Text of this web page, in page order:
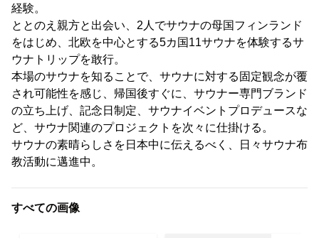
経験。
ととのえ親方と出会い、2人でサウナの母国フィンランド
をはじめ、北欧を中心とする5カ国11サウナを体験するサ
ウナトリップを敢行。
本場のサウナを知ることで、サウナに対する固定観念が覆
され可能性を感じ、帰国後すぐに、サウナー専門ブランド
の立ち上げ、記念日制定、サウナイベントプロデュースな
ど、サウナ関連のプロジェクトを次々に仕掛ける。
サウナの素晴らしさを日本中に伝えるべく、日々サウナ布
教活動に邁進中。
すべての画像